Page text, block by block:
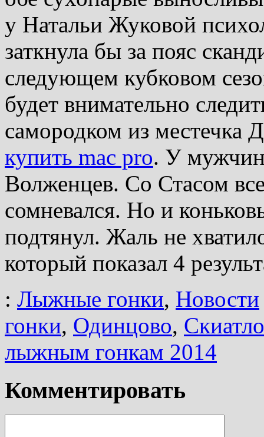
у Натальи Жуковой
заткнула бы за пояс
следующем кубковом
будет внимательно
самородком из
купить mac pro. У мужчин
Волженцев. Со Стасом
сомневался. Но и
подтянул. Жаль не
который показал 4
: Лыжные гонки, Новости
гонки, Одинцово,
лыжным гонкам 2014
Комментировать